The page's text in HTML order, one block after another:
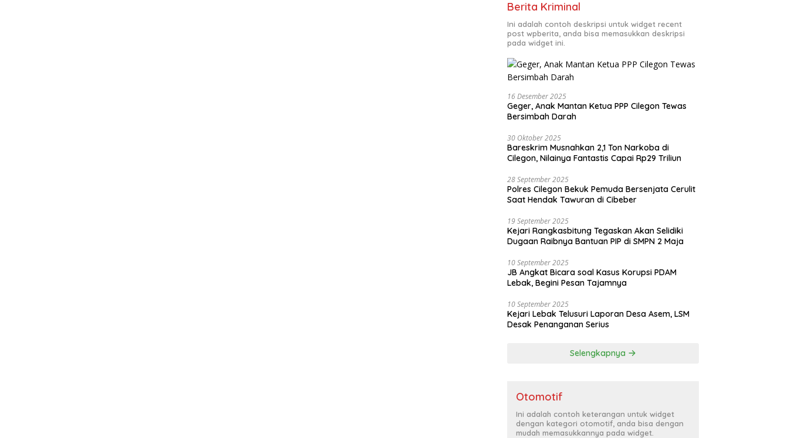
Berita Kriminal
Ini adalah contoh deskripsi untuk widget recent
post wpberita, anda bisa memasukkan deskripsi
pada widget ini.
16 Desember 2025
Geger, Anak Mantan Ketua PPP Cilegon Tewas
Bersimbah Darah
30 Oktober 2025
Bareskrim Musnahkan 2,1 Ton Narkoba di
Cilegon, Nilainya Fantastis Capai Rp29 Triliun
28 September 2025
Polres Cilegon Bekuk Pemuda Bersenjata Cerulit
Saat Hendak Tawuran di Cibeber
19 September 2025
Kejari Rangkasbitung Tegaskan Akan Selidiki
Dugaan Raibnya Bantuan PIP di SMPN 2 Maja
10 September 2025
JB Angkat Bicara soal Kasus Korupsi PDAM
Lebak, Begini Pesan Tajamnya
10 September 2025
Kejari Lebak Telusuri Laporan Desa Asem, LSM
Desak Penanganan Serius
Selengkapnya
Otomotif
Ini adalah contoh keterangan untuk widget
dengan kategori otomotif, anda bisa dengan
mudah memasukkannya pada widget.